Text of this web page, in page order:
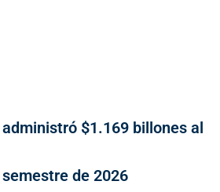
$1.169 billones al
de 2026